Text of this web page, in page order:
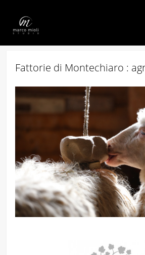
Fattorie di Montechiaro :